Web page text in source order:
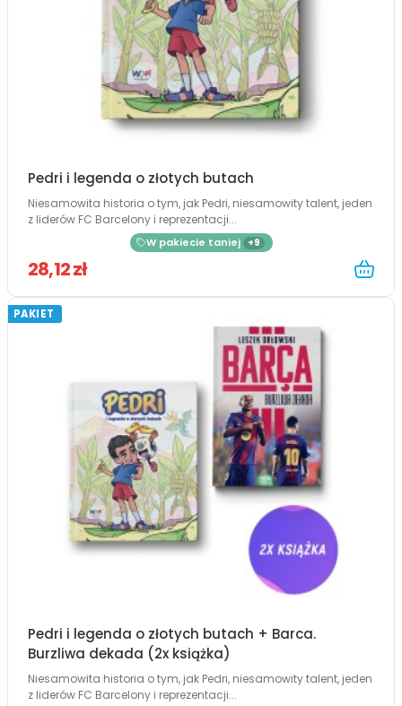
Pedri i legenda o złotych butach
Niesamowita historia o tym, jak Pedri, niesamowity talent, jeden
z liderów FC Barcelony i reprezentacji...
W pakiecie taniej +9
28,12 zł
PAKIET
Pedri i legenda o złotych butach + Barca.
Burzliwa dekada (2x książka)
Niesamowita historia o tym, jak Pedri, niesamowity talent, jeden
z liderów FC Barcelony i reprezentacji...